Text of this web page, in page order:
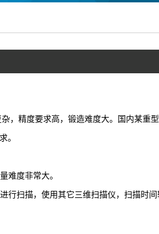
，精度要求高，锻造难度大。国内某重
。
难度非常大。
行扫描，使用其它三维扫描仪，扫描时